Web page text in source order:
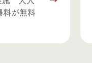
料が無料